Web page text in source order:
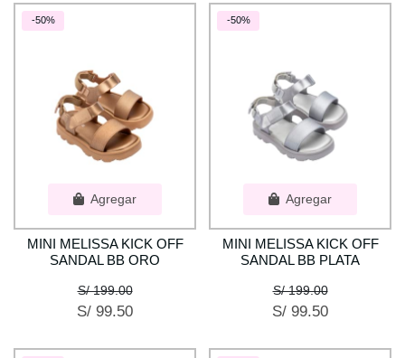
-50%
Agregar
MINI MELISSA KICK OFF
SANDAL BB ORO
S/ 199.00
S/ 99.50
-50%
Agregar
MINI MELISSA KICK OFF
SANDAL BB PLATA
S/ 199.00
S/ 99.50